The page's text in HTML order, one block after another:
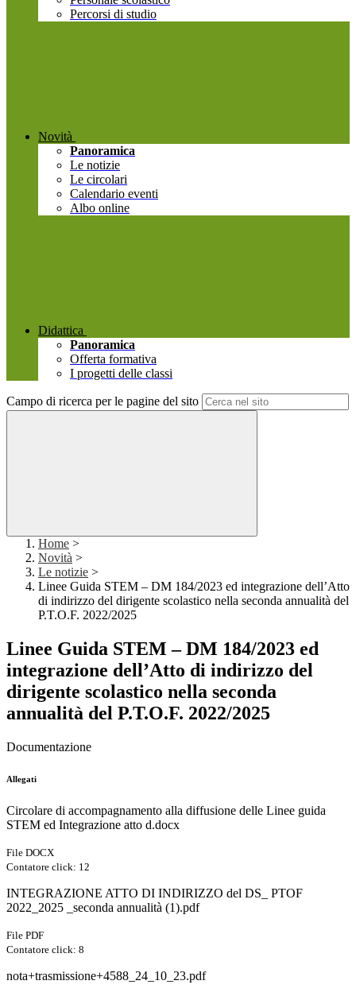
Percorsi di studio
Novità
Panoramica
Le notizie
Le circolari
Calendario eventi
Albo online
Didattica
Panoramica
Offerta formativa
I progetti delle classi
Campo di ricerca per le pagine del sito
Home >
Novità >
Le notizie >
Linee Guida STEM – DM 184/2023 ed integrazione dell’Atto
di indirizzo del dirigente scolastico nella seconda annualità del
P.T.O.F. 2022/2025
Linee Guida STEM – DM 184/2023 ed
integrazione dell’Atto di indirizzo del
dirigente scolastico nella seconda
annualità del P.T.O.F. 2022/2025
Documentazione
Allegati
Circolare di accompagnamento alla diffusione delle Linee guida
STEM ed Integrazione atto d.docx
File DOCX
Contatore click: 12
INTEGRAZIONE ATTO DI INDIRIZZO del DS_ PTOF
2022_2025 _seconda annualità (1).pdf
File PDF
Contatore click: 8
nota+trasmissione+4588_24_10_23.pdf